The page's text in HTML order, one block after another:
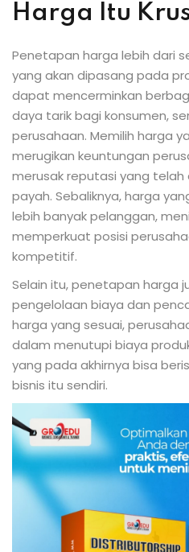
Harga Itu
Penetapan harga lebih dari
yang akan dipasang pada
dapat mencerminkan
daya tarik bagi konsumen,
perusahaan. Memilih harga
merugikan keuntungan
merusak reputasi yang telah
payah. Sebaliknya, harga
lebih banyak pelanggan,
memperkuat posisi
kompetitif.
Selain itu, penetapan harga
pengelolaan biaya dan
harga yang sesuai,
dalam menutupi biaya
yang pada akhirnya bisa
bisnis itu sendiri.